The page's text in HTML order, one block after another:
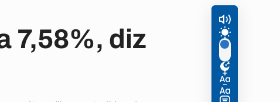
7,58%, diz